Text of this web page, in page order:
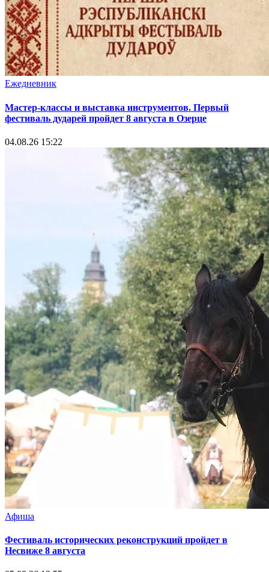
Ежедневник
Мастер-классы и выставка инструментов. Первый
фестиваль дударей пройдет 8 августа в Озерце
04.08.26 15:22
Афиша
Фестиваль исторических реконструкций пройдет в
Несвиже 8 августа